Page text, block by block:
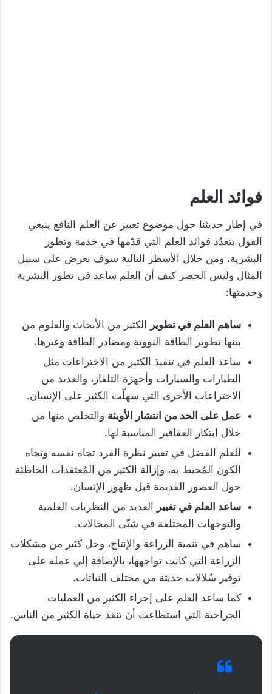
فوائد العلم
في إطار حديثنا حول موضوع تعبير عن العلم النافع ينبغي
القول بتعدُد فوائد العلم التي قدّمها في خدمة وتطور
البشرية، ومن خلال الأسطر التالية سوف نعرض على سبيل
المثال وليس الحصر كيف أن العلم ساعد في تطور البشرية
وخدمتها:
ساهم العلم في تطوير
الكثير من الأبحاث والعلوم من
بينها تطوير الطاقة النووية ومصادر الطاقة وغيرها.
ساعد العلم في تنفيذ الكثير من الاختراعات مثل
الطيارات والسيارات وأجهزة التلفاز، والعديد من
الاختراعات الأخرى التي سهلّت الكثير على الإنسان.
عمل على الحد من انتشار الأوبئة والتخلص منها من
خلال ابتكار العقاقير المناسبة لها.
للعلم الفضل في تغيير نظرة الفرد تجاه نفسه وتجاه
الكون المُحيط به، وإزالة الكثير من المُعتقدات الخاطئة
حول العصور القديمة قبل ظهور الإنسان.
ساعد العلم في تغيير
العديد من النظريات العلمية
والتوجهات المختلفة في شتّى المجالات.
ساهم في تنمية الزراعة والإنتاج، وحل كثير من مشكلات
الزراعة التي كانت تواجهها، بالإضافة إلي عمله على
توفير سُلالات حديثة من مختلف النباتات.
كما ساعد العلم على إجراء الكثير من العمليات
الجراحية التي استطاعت أن تنقذ حياة الكثير من الناس.